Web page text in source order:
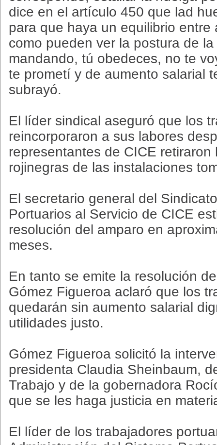
dice en el artículo 450 que lad
para que haya un equilibrio entre
como pueden ver la postura de
mandando, tú obedeces, no te
te prometí y de aumento salarial
subrayó.
El líder sindical aseguró que los
reincorporaron a sus labores
representantes de CICE retiraron
rojinegras de las instalaciones
El secretario general del
Portuarios al Servicio de CICE
resolución del amparo en
meses.
En tanto se emite la resolución
Gómez Figueroa aclaró que los
quedarán sin aumento salarial
utilidades justo.
Gómez Figueroa solicitó la
presidenta Claudia Sheinbaum,
Trabajo y de la gobernadora
que se les haga justicia en
El líder de los trabajadores